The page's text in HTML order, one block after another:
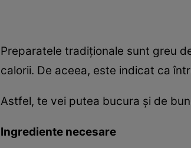
Preparatele tradiționale sunt greu
calorii. De aceea, este indicat ca
Astfel, te vei putea bucura și de
Ingrediente necesare